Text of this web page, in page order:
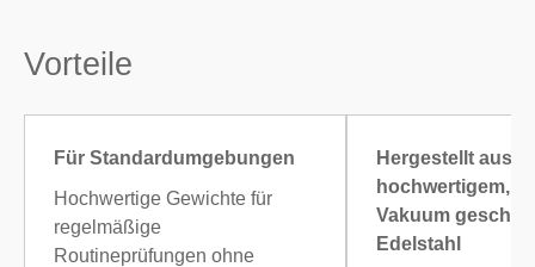
Vorteile
Für Standardumgebungen
Hochwertige Gewichte für
regelmäßige
Routineprüfungen ohne
Hergestellt aus
hochwertigem,
Vakuum
Edelstahl